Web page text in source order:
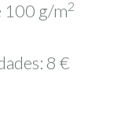
100 g/m2
8 €